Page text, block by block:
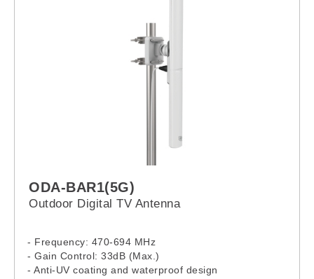
ODA-BAR1(5G)
Outdoor Digital TV Antenna
- Frequency: 470-694 MHz
- Gain Control: 33dB (Max.)
- Anti-UV coating and waterproof design